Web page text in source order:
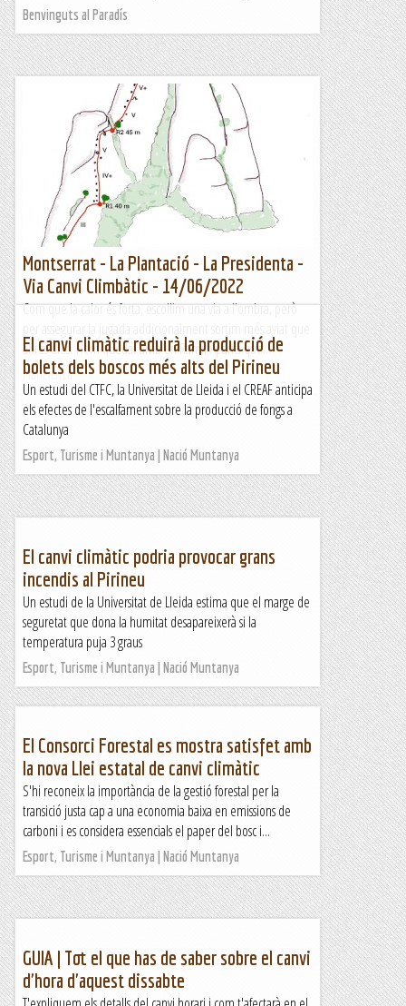
Benvinguts al Paradís
Montserrat - La Plantació - La Presidenta -
Via Canvi Climbàtic - 14/06/2022
Com que la calor és forta, escollim una via a l'ombra, però
altres dies. Hem quedat amb en Ramir Aparici que...
Manel&Ita
El canvi climàtic reduirà la producció de
bolets dels boscos més alts del Pirineu
Un estudi del CTFC, la Universitat de Lleida i el CREAF anticipa
els efectes de l'escalfament sobre la producció de fongs a
Catalunya
Esport, Turisme i Muntanya | Nació Muntanya
El canvi climàtic podria provocar grans
incendis al Pirineu
Un estudi de la Universitat de Lleida estima que el marge de
seguretat que dona la humitat desapareixerà si la
temperatura puja 3 graus
Esport, Turisme i Muntanya | Nació Muntanya
El Consorci Forestal es mostra satisfet amb
la nova Llei estatal de canvi climàtic
S'hi reconeix la importància de la gestió forestal per la
transició justa cap a una economia baixa en emissions de
carboni i es considera essencials el paper del bosc i...
Esport, Turisme i Muntanya | Nació Muntanya
GUIA | Tot el que has de saber sobre el canvi
d'hora d'aquest dissabte